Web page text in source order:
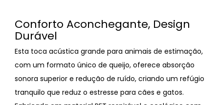
Conforto Aconchegante, Design
Durável
Esta toca acústica grande para animais de estimação,
com um formato único de queijo, oferece absorção
sonora superior e redução de ruído, criando um refúgio
tranquilo que reduz o estresse para cães e gatos.